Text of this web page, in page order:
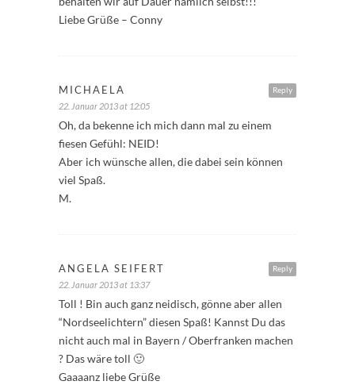
Liebe Grüße – Conny
Reply
MICHAELA
22. Januar 2013 at 12:05
Oh, da bekenne ich mich dann mal zu einem
fiesen Gefühl: NEID!
Aber ich wünsche allen, die dabei sein können
viel Spaß.
M.
Reply
ANGELA SEIFERT
22. Januar 2013 at 13:37
Toll ! Bin auch ganz neidisch, gönne aber allen
“Nordseelichtern” diesen Spaß! Kannst Du das
nicht auch mal in Bayern / Oberfranken machen
? Das wäre toll 🙂
Gaaaanz liebe Grüße